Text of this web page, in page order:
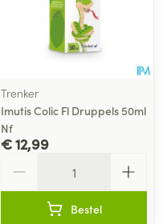
Trenker
Imutis Colic Fl Druppels 50ml
Nf
€ 12,99
Bestel